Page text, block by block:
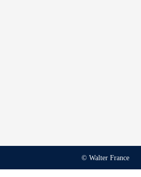
© Walter France